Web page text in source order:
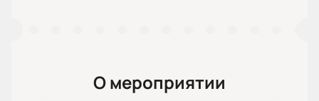
О мероприятии